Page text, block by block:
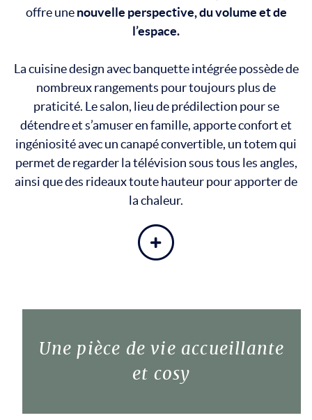
offre unenouvelle perspective, du volume et de
l’espace.
La cuisine design avec banquette intégrée possède de
nombreux rangements pour toujours plus de
praticité. Le salon, lieu de prédilection pour se
détendre et s’amuser en famille, apporte confort et
ingéniosité avec un canapé convertible, un totem qui
permet de regarder la télévision sous tous les angles,
ainsi que des rideaux toute hauteur pour apporter de
la chaleur.
En savoir plus
Une pièce de vie accueillante
et cosy